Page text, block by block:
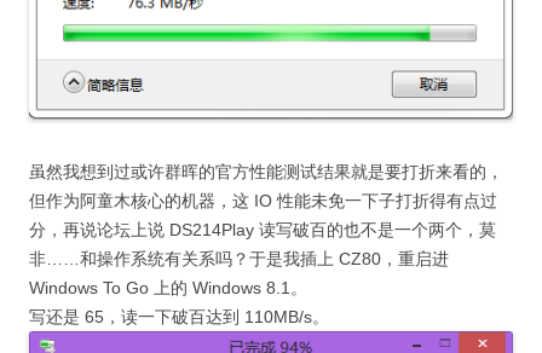
虽然我想到过或许群晖的官方性能测试结果就是要打折来看的，
但作为阿童木核心的机器，这 IO 性能未免一下子打折得有点过
分，再说论坛上说 DS214Play 读写破百的也不是一个两个，莫
非……和操作系统有关系吗？于是我插上 CZ80，重启进
Windows To Go 上的 Windows 8.1。
写还是 65，读一下破百达到 110MB/s。